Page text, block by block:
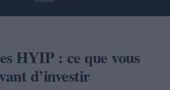
HYIP : ce que vous
d’investir